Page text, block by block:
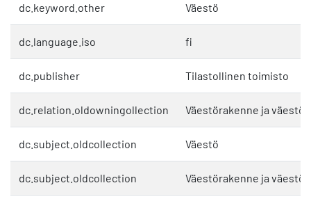
dc.keyword.other Väestö
dc.language.iso fi
dc.publisher Tilastollinen toimisto
dc.relation.oldowningollection Väestörakenne ja
dc.subject.oldcollection Väestö
dc.subject.oldcollection Väestörakenne ja